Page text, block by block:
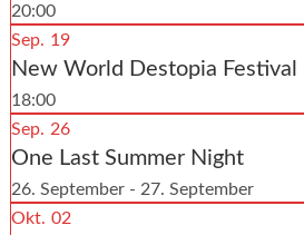
20:00
Sep. 19
New World Destopia Festival
18:00
Sep. 26
One Last Summer Night
26. September - 27. September
Okt. 02